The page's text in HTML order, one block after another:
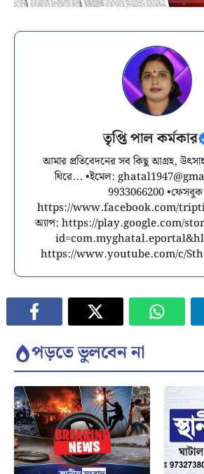
তৃপ্তি পাল কর্মকার
আমার প্রতিবেদনের সব কিছু আগ্রহ,
ঘিরে... •ইমেল:
9933066200
https://www.facebook.com/
অ্যাপ: https://play.google.com/
https://www.youtube.com/c/
পড়তে ভুলবেন না